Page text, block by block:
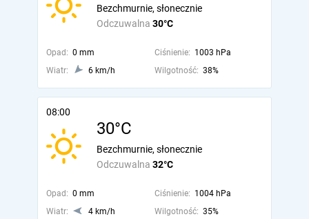
Odczuwalna 30°C
Bezchmurnie, słonecznie
Opad: 0 mm Ciśnienie: 1003 hPa
Wiatr:
6 km/h Wilgotność: 38%
08:00
30°C
Odczuwalna 32°C
Bezchmurnie, słonecznie
Opad: 0 mm Ciśnienie: 1004 hPa
Wiatr:
4 km/h Wilgotność: 35%